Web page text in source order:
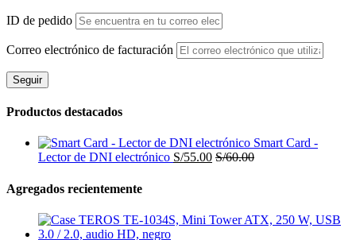
ID de pedido
Correo electrónico de facturación
Seguir
Productos destacados
Smart Card -
Lector de DNI electrónico S/55.00 S/60.00
Agregados recientemente